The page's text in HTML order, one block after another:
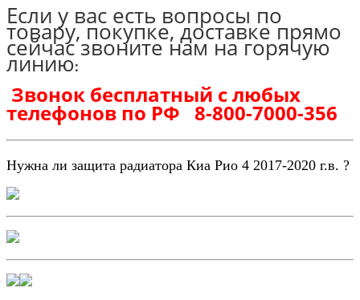
Если у вас есть вопросы по
товару, покупке, доставке прямо
сейчас звоните нам на горячую
линию:
Звонок бесплатный с любых
телефонов по РФ 8-800-7000-356
Нужна ли защита радиатора Киа Рио 4 2017-2020 г.в. ?